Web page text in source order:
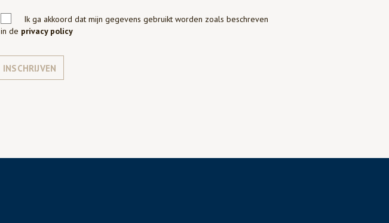
Ik ga akkoord dat mijn gegevens gebruikt worden zoals beschreven
in de privacy policy
INSCHRIJVEN